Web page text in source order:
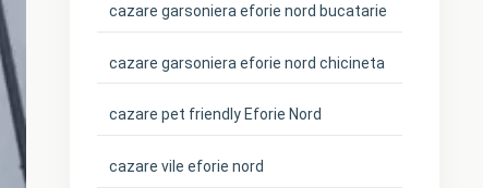
cazare garsoniera eforie nord bucatarie
cazare garsoniera eforie nord chicineta
cazare pet friendly Eforie Nord
cazare vile eforie nord